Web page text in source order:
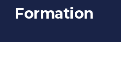
SERVICES À
L’ENTREPRISE
Formation